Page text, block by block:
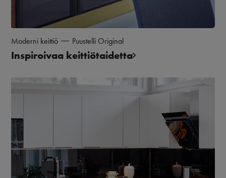
Moderni keittiö Puustelli Original
Inspiroivaa keittiötaidetta